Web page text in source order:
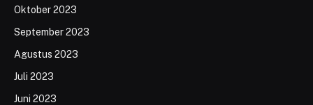
Oktober 2023
September 2023
Agustus 2023
Juli 2023
Juni 2023